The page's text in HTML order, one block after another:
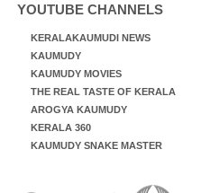
YOUTUBE CHANNELS
KERALAKAUMUDI NEWS
KAUMUDY
KAUMUDY MOVIES
THE REAL TASTE OF KERALA
AROGYA KAUMUDY
KERALA 360
KAUMUDY SNAKE MASTER